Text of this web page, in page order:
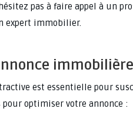
pas à faire appel à un
expert immobilier.
immobilière
est essentielle pour
optimiser votre annonce :